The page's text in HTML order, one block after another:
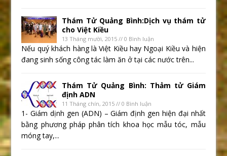
Thám Tử Quảng Bình:Dịch vụ thám tử
cho Việt Kiều
13 Tháng mười, 2015 // 0 Bình luận
Nếu quý khách hàng là Việt Kiều hay Ngoại Kiều và hiện
đang sinh sống công tác làm ăn ở tại các nước trên...
Thám Tử Quảng Bình: Thảm tử Giám
định ADN
11 Tháng chín, 2015 // 0 Bình luận
1- Giám dịnh gen (ADN) – Giám định gen hiện đại nhất
bằng phương pháp phân tích khoa học mẫu tóc, mẫu
móng tay,...